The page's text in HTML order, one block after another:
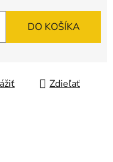
DO KOŠÍKA
Zdieľať